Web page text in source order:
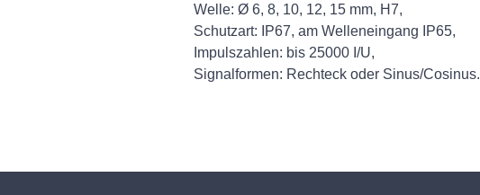
Welle: Ø 6, 8, 10, 12, 15 mm, H7,
Schutzart: IP67, am Welleneingang IP65,
Impulszahlen: bis 25000 I/U,
Signalformen: Rechteck oder Sinus/Cosinus.